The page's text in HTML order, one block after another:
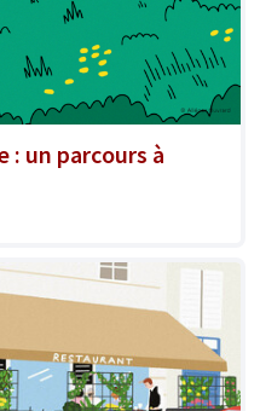
: un parcours à